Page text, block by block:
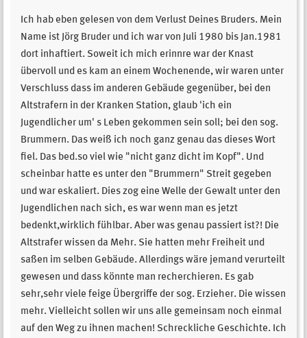
Ich hab eben gelesen von dem Verlust Deines Bruders. Mein
Name ist Jörg Bruder und ich war von Juli 1980 bis Jan.1981
dort inhaftiert. Soweit ich mich erinnre war der Knast
übervoll und es kam an einem Wochenende, wir waren unter
Verschluss dass im anderen Gebäude gegenüber, bei den
Altstrafern in der Kranken Station, glaub 'ich ein
Jugendlicher um' s Leben gekommen sein soll; bei den sog.
Brummern. Das weiß ich noch ganz genau das dieses Wort
fiel. Das bed.so viel wie "nicht ganz dicht im Kopf". Und
scheinbar hatte es unter den "Brummern" Streit gegeben
und war eskaliert. Dies zog eine Welle der Gewalt unter den
Jugendlichen nach sich, es war wenn man es jetzt
bedenkt,wirklich fühlbar. Aber was genau passiert ist?! Die
Altstrafer wissen da Mehr. Sie hatten mehr Freiheit und
saßen im selben Gebäude. Allerdings wäre jemand verurteilt
gewesen und dass könnte man recherchieren. Es gab
sehr,sehr viele feige Übergriffe der sog. Erzieher. Die wissen
mehr. Vielleicht sollen wir uns alle gemeinsam noch einmal
auf den Weg zu ihnen machen! Schreckliche Geschichte. Ich